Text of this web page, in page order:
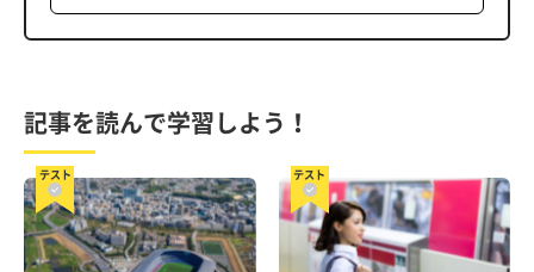
記事を読んで学習しよう！
テスト テスト